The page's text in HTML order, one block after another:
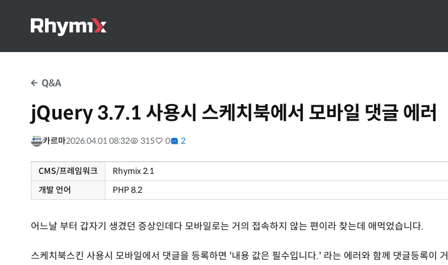
Q&A
jQuery 3.7.1 사용시 스케치북에서 모바일 댓글 에러
카르마2026.04.01 08:32 315 0 2
CMS/프레임워크
Rhymix 2.1
개발 언어
PHP 8.2
어느날 부터 갑자기 생겼던 증상인데다 모바일로는 거의 접속하지 않는 편이라 찾는데 애먹었습니다.
스케치북스킨 사용시 모바일에서 댓글을 등록하면 '내용 값은 필수입니다.' 라는 에러와 함께 댓글등록이